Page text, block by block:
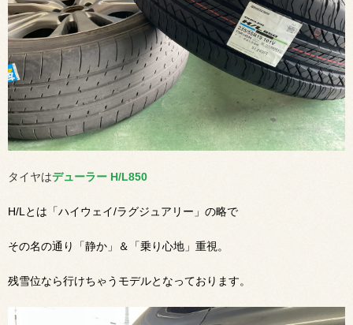
タイヤはデューラー H/L850
H/Lとは「ハイウェイ/ラグジュアリー」の略で
その名の通り「静か」＆「乗り心地」重視。
残雪位なら行けちゃうモデルとなっております。